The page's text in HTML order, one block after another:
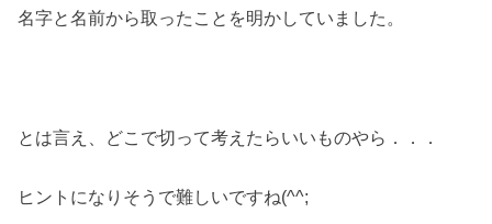
名字と名前から取ったことを明かしていました。
とは言え、どこで切って考えたらいいものやら．．．
ヒントになりそうで難しいですね(^^;